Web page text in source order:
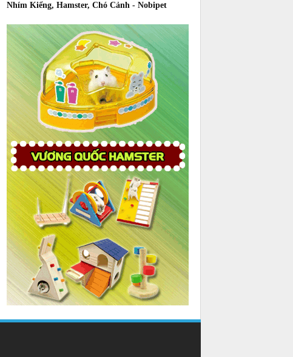
Shop
Nhím Kiểng, Hamster, Chó Cảnh - Nobipet